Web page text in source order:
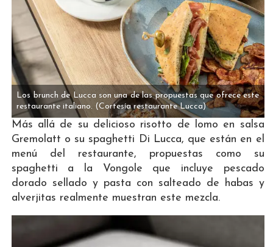
Los brunch de Lucca son una de las propuestas que ofrece este
restaurante italiano. (Cortesía restaurante Lucca)
Más allá de su delicioso risotto de lomo en salsa
Gremolatt o su spaghetti Di Lucca, que están en el
menú del restaurante, propuestas como su
spaghetti a la Vongole que incluye pescado
dorado sellado y pasta con salteado de habas y
alverjitas realmente muestran este mezcla.